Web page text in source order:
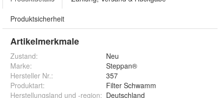
Produktsicherheit
Artikelmerkmale
Zustand:
Neu
Marke:
Steppan®
Hersteller Nr.:
357
Produktart:
Filter Schwamm
Herstellungsland und -region: Deutschland